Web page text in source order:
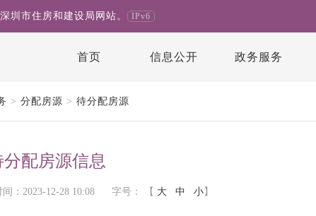
圳市住房和建设局网站。 IPv6
首页 信息公开 政务服务
> 分配房源 > 待分配房源
配房源信息
：2023-12-28 10:08 字号： 【 大 中 小 】